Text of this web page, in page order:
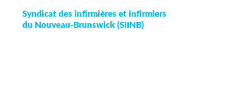
Syndicat des infirmières et infirmiers
du Nouveau-Brunswick (SIINB)